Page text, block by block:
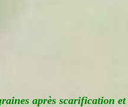
après scarification